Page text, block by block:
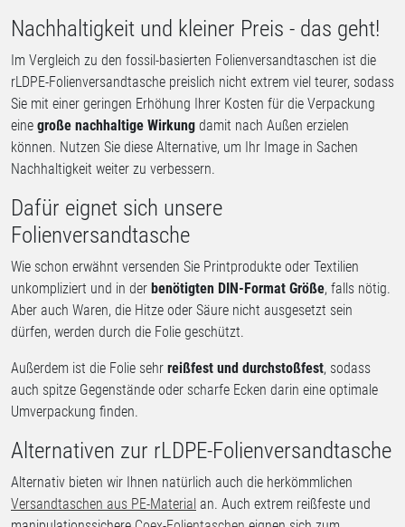
Nachhaltigkeit und kleiner Preis - das geht!
Im Vergleich zu den fossil-basierten Folienversandtaschen ist die
rLDPE-Folienversandtasche preislich nicht extrem viel teurer, sodass
Sie mit einer geringen Erhöhung Ihrer Kosten für die Verpackung
eine große nachhaltige Wirkung damit nach Außen erzielen
können. Nutzen Sie diese Alternative, um Ihr Image in Sachen
Nachhaltigkeit weiter zu verbessern.
Dafür eignet sich unsere
Folienversandtasche
Wie schon erwähnt versenden Sie Printprodukte oder Textilien
unkompliziert und in der benötigten DIN-Format Größe, falls nötig.
Aber auch Waren, die Hitze oder Säure nicht ausgesetzt sein
dürfen, werden durch die Folie geschützt.
Außerdem ist die Folie sehr reißfest und durchstoßfest, sodass
auch spitze Gegenstände oder scharfe Ecken darin eine optimale
Umverpackung finden.
Alternativen zur rLDPE-Folienversandtasche
Alternativ bieten wir Ihnen natürlich auch die herkömmlichen
Versandtaschen aus PE-Material an. Auch extrem reißfeste und